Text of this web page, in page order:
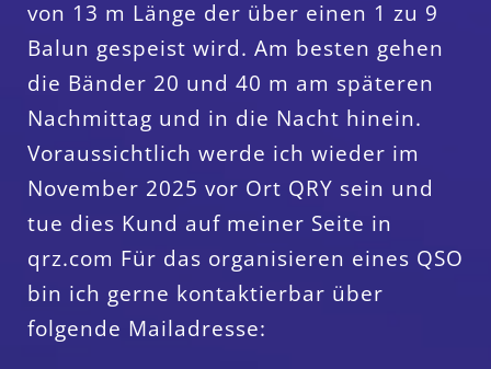
von 13 m Länge der über einen 1 zu 9
Balun gespeist wird. Am besten gehen
die Bänder 20 und 40 m am späteren
Nachmittag und in die Nacht hinein.
Voraussichtlich werde ich wieder im
November 2025 vor Ort QRY sein und
tue dies Kund auf meiner Seite in
qrz.com Für das organisieren eines QSO
bin ich gerne kontaktierbar über
folgende Mailadresse: